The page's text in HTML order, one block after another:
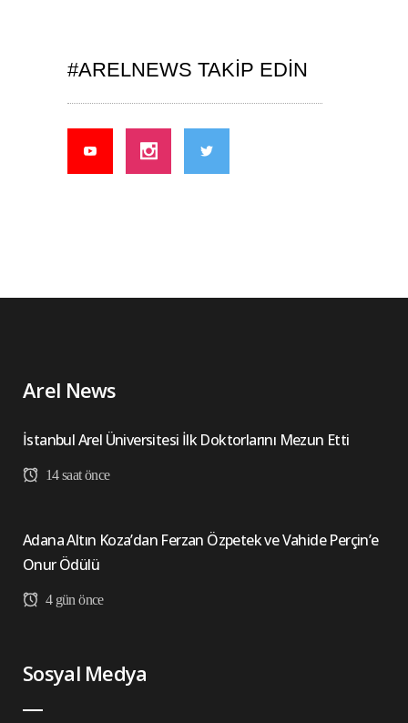
#ARELNEWS TAKIP EDIN
Arel News
İstanbul Arel Üniversitesi İlk Doktorlarını Mezun Etti
14 saat önce
Adana Altın Koza’dan Ferzan Özpetek ve Vahide Perçin’e
Onur Ödülü
4 gün önce
Sosyal Medya